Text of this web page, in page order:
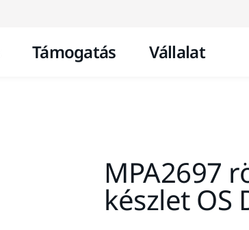
Támogatás Vállalat
MPA2697
készlet OS